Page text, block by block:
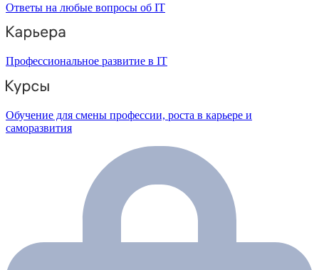
Ответы на любые вопросы об IT
Профессиональное развитие в IT
Обучение для смены профессии, роста в карьере и
саморазвития